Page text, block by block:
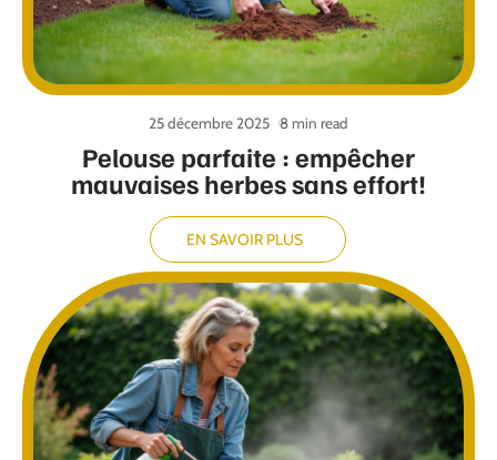
Pelouse parfaite : empêcher
mauvaises herbes sans effort!
25 décembre 2025 8 min read
EN SAVOIR PLUS